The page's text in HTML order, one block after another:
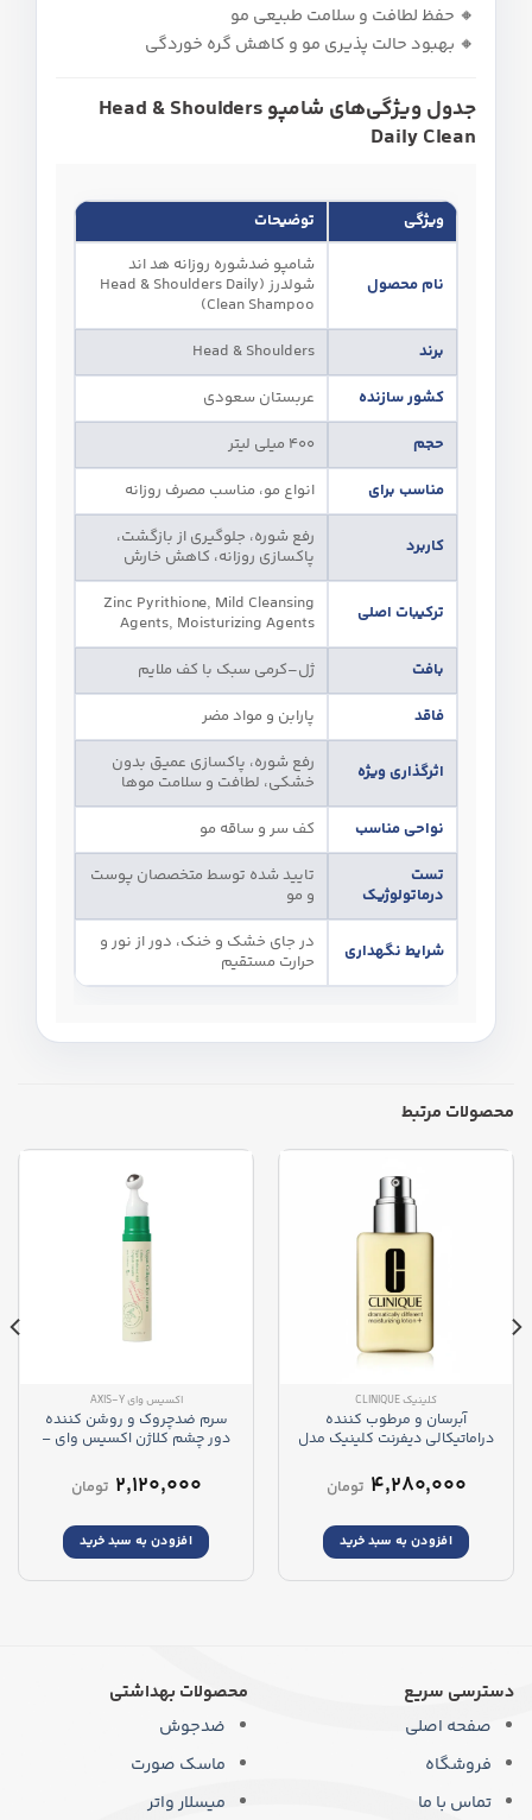
🔸 حفظ لطافت و سلامت طبیعی مو
🔸 بهبود حالت‌ پذیری مو و کاهش گره‌ خوردگی
جدول ویژگی‌های شامپو Head & Shoulders
Daily Clean
ویژگی توضیحات
نام محصول
شامپو ضدشوره روزانه هد اند
شولدرز (Head & Shoulders Daily
Clean Shampoo)
برند
Head & Shoulders
کشور سازنده
عربستان سعودی
حجم
۴۰۰ میلی‌ لیتر
مناسب برای
انواع مو، مناسب مصرف روزانه
کاربرد
رفع شوره، جلوگیری از بازگشت،
پاکسازی روزانه، کاهش خارش
ترکیبات اصلی
Zinc Pyrithione, Mild Cleansing
Agents, Moisturizing Agents
بافت
ژل–کرمی سبک با کف ملایم
فاقد
پارابن و مواد مضر
اثرگذاری ویژه
رفع شوره، پاکسازی عمیق بدون
خشکی، لطافت و سلامت موها
نواحی مناسب
کف سر و ساقه مو
تست
درماتولوژیک
تایید شده توسط متخصصان پوست
و مو
شرایط نگهداری
در جای خشک و خنک، دور از نور و
حرارت مستقیم
محصولات مرتبط
کلینیک CLINIQUE
آبرسان و مرطوب کننده
دراماتیکالی دیفرنت کلینیک مدل
خشک)
۴,۲۸۰,۰۰۰ تومان
افزودن به سبد خرید
اکسیس وای AXIS-Y
سرم ضدچروک و روشن کننده
دور چشم کلاژن اکسیس وای –
Serum
۲,۱۲۰,۰۰۰ تومان
افزودن به سبد خرید
دسترسی سریع
صفحه اصلی
فروشگاه
تماس با ما
محصولات بهداشتی
ضدجوش
ماسک صورت
میسلار واتر